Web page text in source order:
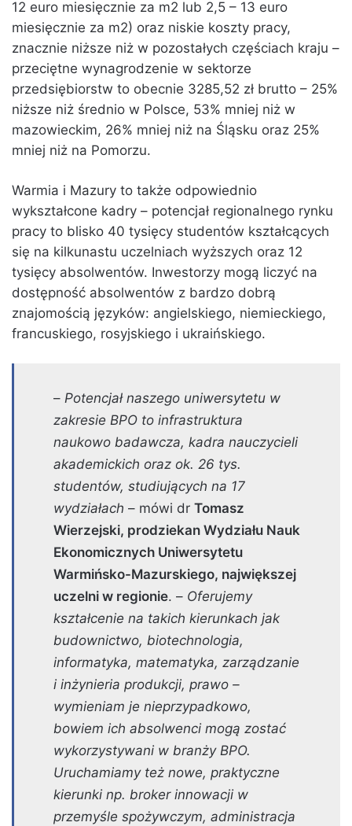
12 euro miesięcznie za m2 lub 2,5 – 13 euro
miesięcznie za m2) oraz niskie koszty pracy,
znacznie niższe niż w pozostałych częściach kraju –
przeciętne wynagrodzenie w sektorze
przedsiębiorstw to obecnie 3285,52 zł brutto – 25%
niższe niż średnio w Polsce, 53% mniej niż w
mazowieckim, 26% mniej niż na Śląsku oraz 25%
mniej niż na Pomorzu.
Warmia i Mazury to także odpowiednio
wykształcone kadry – potencjał regionalnego rynku
pracy to blisko 40 tysięcy studentów kształcących
się na kilkunastu uczelniach wyższych oraz 12
tysięcy absolwentów. Inwestorzy mogą liczyć na
dostępność absolwentów z bardzo dobrą
znajomością języków: angielskiego, niemieckiego,
francuskiego, rosyjskiego i ukraińskiego.
– Potencjał naszego uniwersytetu w
zakresie BPO to infrastruktura
naukowo badawcza, kadra nauczycieli
akademickich oraz ok. 26 tys.
studentów, studiujących na 17
wydziałach – mówi dr Tomasz
Wierzejski, prodziekan Wydziału Nauk
Ekonomicznych Uniwersytetu
Warmińsko-Mazurskiego, największej
uczelni w regionie. – Oferujemy
kształcenie na takich kierunkach jak
budownictwo, biotechnologia,
informatyka, matematyka, zarządzanie
i inżynieria produkcji, prawo –
wymieniam je nieprzypadkowo,
bowiem ich absolwenci mogą zostać
wykorzystywani w branży BPO.
Uruchamiamy też nowe, praktyczne
kierunki np. broker innowacji w
przemyśle spożywczym, administracja